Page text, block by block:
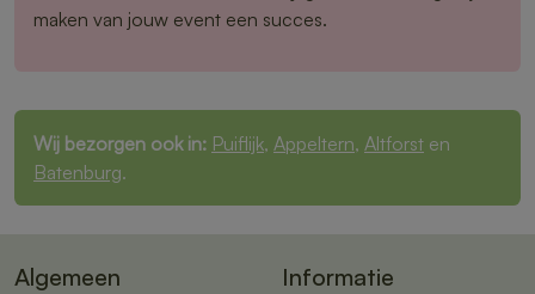
maken van jouw event een succes.
Wij bezorgen ook in: Puiflijk, Appeltern, Altforst en
Batenburg.
Algemeen Informatie